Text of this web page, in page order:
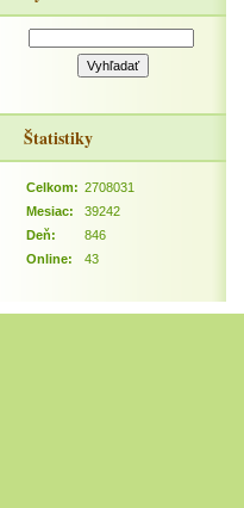
Štatistiky
Online: 43
Celkom: 2708031
Mesiac:
39242
Deň:
846